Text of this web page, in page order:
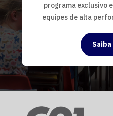
programa exclusivo
equipes de alta
Saiba